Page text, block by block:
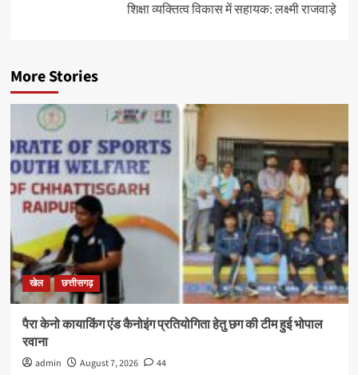
शिक्षा व्यक्तित्व विकास में सहायक: लक्ष्मी राजवाड़े
More Stories
खेल छत्तीसगढ़
पैरा केनो कायाकिंग एंड कैनोइंग प्रतियोगिता हेतु छग की टीम हुई भोपाल
रवाना
admin August 7, 2026 44